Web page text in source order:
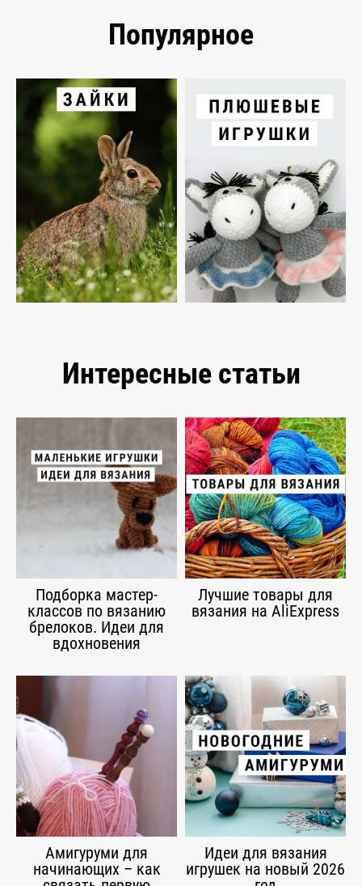
Популярное
Интересные статьи
Подборка мастер-
классов по вязанию
брелоков. Идеи для
вдохновения
Лучшие товары для
вязания на AliExpress
Амигуруми для
начинающих – как
Идеи для вязания
игрушек на новый 2026